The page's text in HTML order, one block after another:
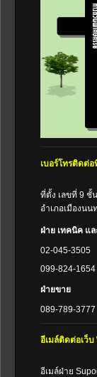
เบอร์โทรติดต่
ที่ตั้ง เลขที่ 9 ชั้
อำเภอเมืองน
ฝ่าย เทคนิค แล
02-045-3505
099-824-1654
ฝ่ายขาย
089-789-3777
อีเมล์ติดต่อเว็
อีเมล์ฝ่าย